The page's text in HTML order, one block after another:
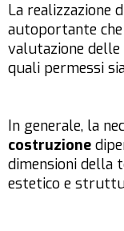
La realizzazione
autoportante che
valutazione delle
quali permessi
In generale, la
costruzione
dimensioni della
estetico e